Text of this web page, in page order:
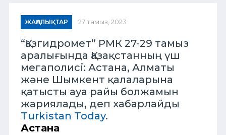
ЖАҢАЛЫҚТАР 27 тамыз, 2023
“Қазгидромет” РМК 27-29 тамыз
аралығында Қазақстанның үш
мегаполисі: Астана, Алматы
және Шымкент қалаларына
қатысты ауа райы болжамын
жариялады, деп хабарлайды
Turkistan Today.
Астана